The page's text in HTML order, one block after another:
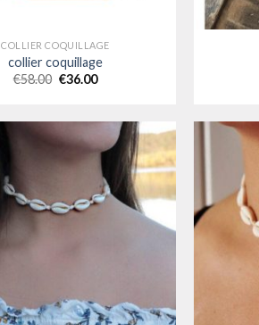
COLLIER COQUILLAGE
collier coquillage
€58.00 €36.00